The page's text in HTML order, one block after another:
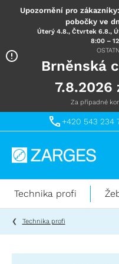
Upozornění pro
pobočky ve
Úterý 4.8., Čtvrtek 6.8.,
8:00 –
Brněnská
7.8.2026
Za případné
+420 543 234
Technika
práci
výškách
Technika profi
Technika profi